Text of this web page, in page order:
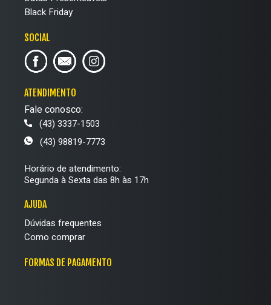
Black Friday
SOCIAL
ATENDIMENTO
Fale conosco:
(43) 3337-1503
(43) 98819-7773
Horário de atendimento:
Segunda à Sexta das 8h às 17h
AJUDA
Dúvidas frequentes
Como comprar
FORMAS DE PAGAMENTO